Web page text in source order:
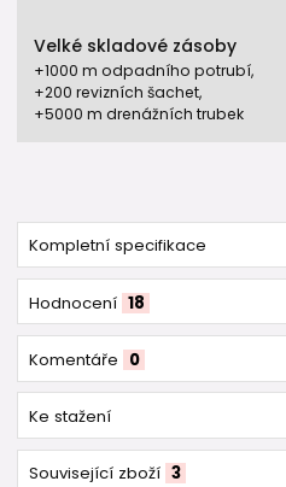
Velké skladové zásoby
+1000 m odpadního potrubí,
+200 revizních šachet,
+5000 m drenážních trubek
Kompletní specifikace
Hodnocení 18
Komentáře 0
Ke stažení
Související zboží 3